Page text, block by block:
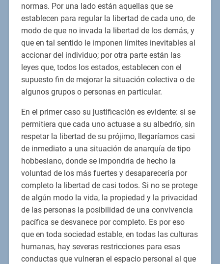
normas. Por una lado están aquellas que se
establecen para regular la libertad de cada uno, de
modo de que no invada la libertad de los demás, y
que en tal sentido le imponen límites inevitables al
accionar del individuo; por otra parte están las
leyes que, todos los estados, establecen con el
supuesto fin de mejorar la situación colectiva o de
algunos grupos o personas en particular.
En el primer caso su justificación es evidente: si se
permitiera que cada uno actuase a su albedrío, sin
respetar la libertad de su prójimo, llegaríamos casi
de inmediato a una situación de anarquía de tipo
hobbesiano, donde se impondría de hecho la
voluntad de los más fuertes y desaparecería por
completo la libertad de casi todos. Si no se protege
de algún modo la vida, la propiedad y la privacidad
de las personas la posibilidad de una convivencia
pacífica se desvanece por completo. Es por eso
que en toda sociedad estable, en todas las culturas
humanas, hay severas restricciones para esas
conductas que vulneran el espacio personal al que